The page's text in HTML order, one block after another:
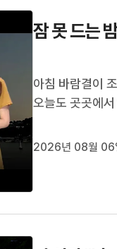
잠 못 드는
아침 바람결이
오늘도 곳곳에
부추기고 있습
2026년 08월 06